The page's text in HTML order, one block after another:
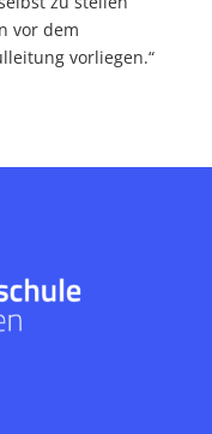
vor dem
vorliegen.“